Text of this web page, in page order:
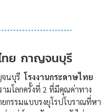
ทย กาญจนบุรี
จนบุรี โรงงานกระดาษไทย
ามโลกครั้งที่ 2 ที่มีคุณค่าทาง
กรรมแบบรงยุโรปโบราณที่หา